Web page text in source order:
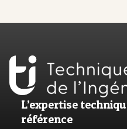
L’expertise
référence